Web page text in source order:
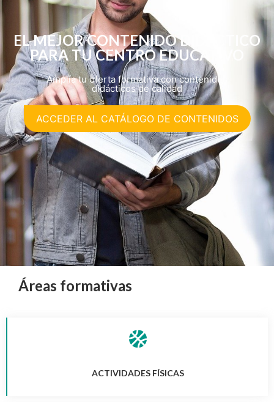
EL MEJOR CONTENIDO DIDÁCTICO
PARA TU CENTRO EDUCATIVO
Amplía tu oferta formativa con contenidos
didácticos de calidad
ACCEDER AL CATÁLOGO DE CONTENIDOS
Áreas formativas
ACTIVIDADES FÍSICAS